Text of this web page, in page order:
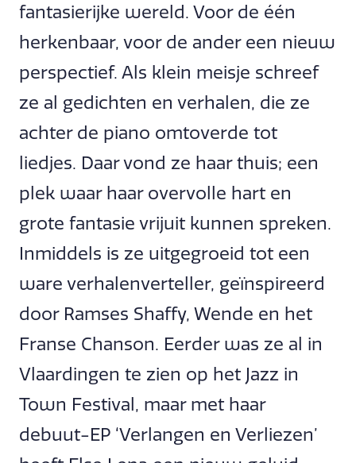
fantasierijke wereld. Voor de één
herkenbaar, voor de ander een nieuw
perspectief. Als klein meisje schreef
ze al gedichten en verhalen, die ze
achter de piano omtoverde tot
liedjes. Daar vond ze haar thuis; een
plek waar haar overvolle hart en
grote fantasie vrijuit kunnen spreken.
Inmiddels is ze uitgegroeid tot een
ware verhalenverteller, geïnspireerd
door Ramses Shaffy, Wende en het
Franse Chanson. Eerder was ze al in
Vlaardingen te zien op het Jazz in
Town Festival, maar met haar
debuut-EP ‘Verlangen en Verliezen’